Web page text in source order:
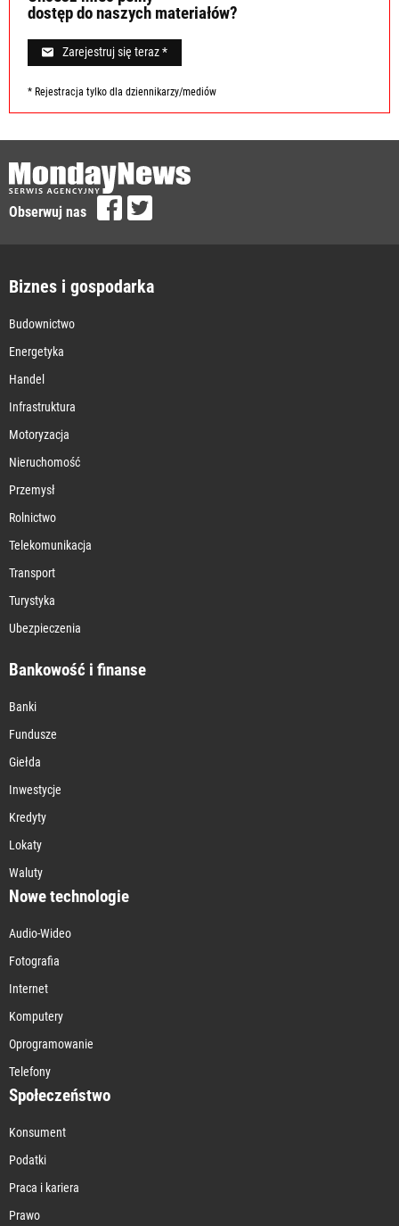
dostęp do naszych materiałów?
Zarejestruj się teraz *
* Rejestracja tylko dla dziennikarzy/mediów
Obserwuj nas
Biznes i gospodarka
Budownictwo
Energetyka
Handel
Infrastruktura
Motoryzacja
Nieruchomość
Przemysł
Rolnictwo
Telekomunikacja
Transport
Turystyka
Ubezpieczenia
Bankowość i finanse
Banki
Fundusze
Giełda
Inwestycje
Kredyty
Lokaty
Waluty
Nowe technologie
Audio-Wideo
Fotografia
Internet
Komputery
Oprogramowanie
Telefony
Społeczeństwo
Konsument
Podatki
Praca i kariera
Prawo